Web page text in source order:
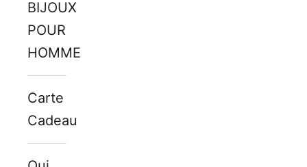
BIJOUX
POUR
HOMMES
Carte
Cadeau